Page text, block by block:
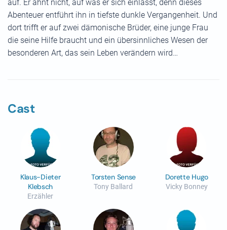
auf. Er ahnt nicht, auf was er sich einlässt, denn dieses
Abenteuer entführt ihn in tiefste dunkle Vergangenheit. Und
dort trifft er auf zwei dämonische Brüder, eine junge Frau
die seine Hilfe braucht und ein übersinnliches Wesen der
besonderen Art, das sein Leben verändern wird…
Cast
Klaus-Dieter
Klebsch
Erzähler
Torsten Sense
Tony Ballard
Dorette Hugo
Vicky Bonney